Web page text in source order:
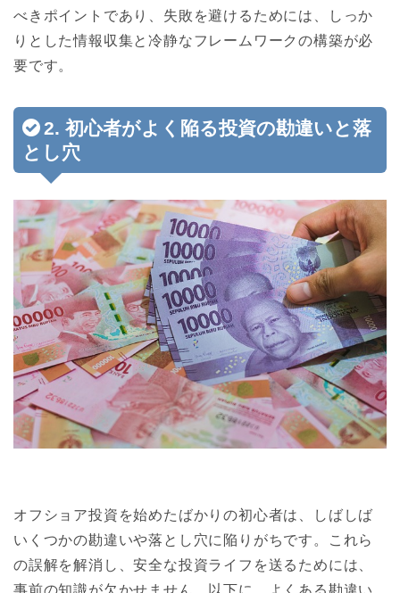
べきポイントであり、失敗を避けるためには、しっか
りとした情報収集と冷静なフレームワークの構築が必
要です。
2. 初心者がよく陥る投資の勘違いと落
とし穴
オフショア投資を始めたばかりの初心者は、しばしば
いくつかの勘違いや落とし穴に陥りがちです。これら
の誤解を解消し、安全な投資ライフを送るためには、
事前の知識が欠かせません。以下に、よくある勘違い